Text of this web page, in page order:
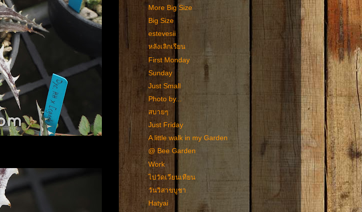
More Big Size
Big Size
estevesii
หลังเลิกเรียน
First Monday
Sunday
Just Small
Photo by...
สบายๆ
Just Friday
A little walk in my Garden
@ Bee Garden
Work
ไปวัดเวียนเทียน
วันวิสาขบูชา
Hatyai